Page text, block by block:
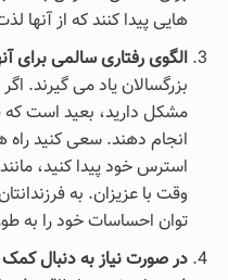
هایی پیدا کنند که از آنها
الگوی رفتاری سالمی برای
بزرگسالان یاد می گیرند.
مشکل دارید، بعید است که
انجام دهند. سعی کنید راه
استرس خود پیدا کنید،
وقت با عزیزان. به
توان احساسات خود را به
در صورت نیاز به دنبال